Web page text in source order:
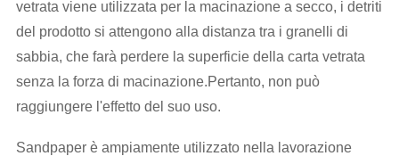
vetrata viene utilizzata per la macinazione a secco, i detriti
del prodotto si attengono alla distanza tra i granelli di
sabbia, che farà perdere la superficie della carta vetrata
senza la forza di macinazione.Pertanto, non può
raggiungere l'effetto del suo uso.
Sandpaper è ampiamente utilizzato nella lavorazione